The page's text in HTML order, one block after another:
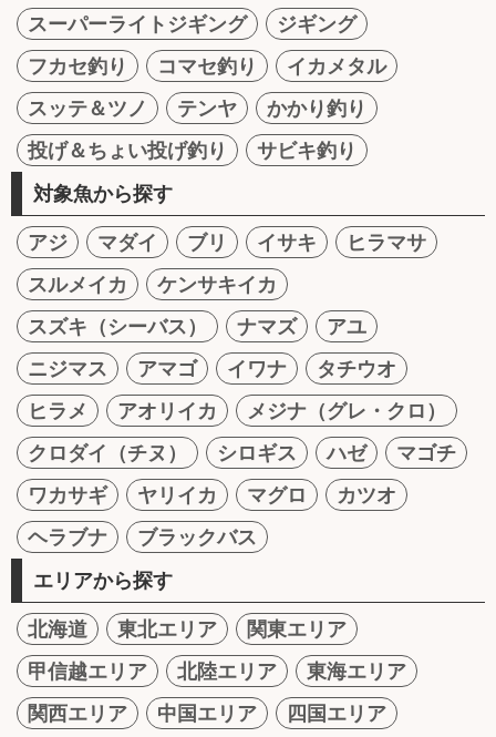
スーパーライトジギング
ジギング
フカセ釣り
コマセ釣り
イカメタル
スッテ＆ツノ
テンヤ
かかり釣り
投げ＆ちょい投げ釣り
サビキ釣り
対象魚から探す
アジ マダイ ブリ イサキ
ヒラマサ
スルメイカ
ケンサキイカ
スズキ（シーバス）
ナマズ
アユ
ニジマス
アマゴ イワナ
タチウオ
ヒラメ
アオリイカ
メジナ（グレ・クロ）
クロダイ（チヌ）
シロギス ハゼ
マゴチ
ワカサギ
ヤリイカ マグロ
カツオ
ヘラブナ
ブラックバス
エリアから探す
北海道 東北エリア
関東エリア
甲信越エリア
北陸エリア
東海エリア
関西エリア
中国エリア
四国エリア